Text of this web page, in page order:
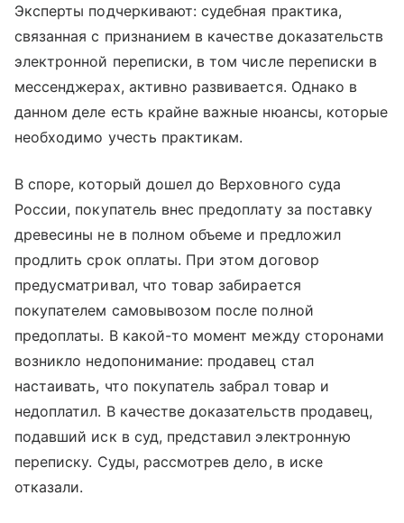
Эксперты подчеркивают: судебная практика,
связанная с признанием в качестве доказательств
электронной переписки, в том числе переписки в
мессенджерах, активно развивается. Однако в
данном деле есть крайне важные нюансы, которые
необходимо учесть практикам.
В споре, который дошел до Верховного суда
России, покупатель внес предоплату за поставку
древесины не в полном объеме и предложил
продлить срок оплаты. При этом договор
предусматривал, что товар забирается
покупателем самовывозом после полной
предоплаты. В какой-то момент между сторонами
возникло недопонимание: продавец стал
настаивать, что покупатель забрал товар и
недоплатил. В качестве доказательств продавец,
подавший иск в суд, представил электронную
переписку. Суды, рассмотрев дело, в иске
отказали.